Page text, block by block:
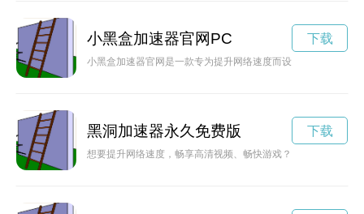
小黑盒加速器官网PC
小黑盒加速器官网是一款专为提升网络速度而设计的在线服务
下载
黑洞加速器永久免费版
想要提升网络速度，畅享高清视频、畅快游戏？现在只需下载
下载